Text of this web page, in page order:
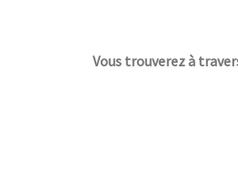
Vous trouverez à